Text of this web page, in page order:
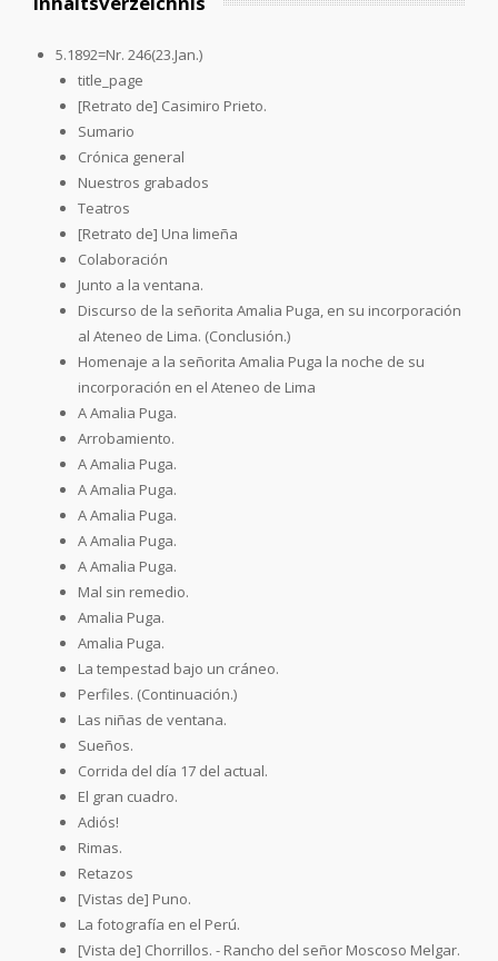
5.1892=Nr. 246(23.Jan.)
title_page
[Retrato de] Casimiro Prieto.
Sumario
Crónica general
Nuestros grabados
Teatros
[Retrato de] Una limeña
Colaboración
Junto a la ventana.
Discurso de la señorita Amalia Puga, en su incorporación
al Ateneo de Lima. (Conclusión.)
Homenaje a la señorita Amalia Puga la noche de su
incorporación en el Ateneo de Lima
A Amalia Puga.
Arrobamiento.
A Amalia Puga.
A Amalia Puga.
A Amalia Puga.
A Amalia Puga.
A Amalia Puga.
Mal sin remedio.
Amalia Puga.
Amalia Puga.
La tempestad bajo un cráneo.
Perfiles. (Continuación.)
Las niñas de ventana.
Sueños.
Corrida del día 17 del actual.
El gran cuadro.
Adiós!
Rimas.
Retazos
[Vistas de] Puno.
La fotografía en el Perú.
[Vista de] Chorrillos. - Rancho del señor Moscoso Melgar.